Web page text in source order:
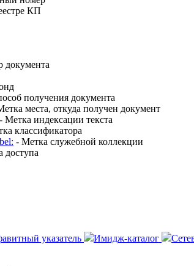
КП
документа
получения документа
места, откуда получен документ
- Метка индексации текста
классификатора
- Метка служебной коллекции
доступа
указатель Имидж-каталог